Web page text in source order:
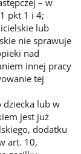
pkt 1 i 4;
lub
nie sprawuje
nad
innej pracy
tej
dziecka lub w
jest już
dodatku
art. 10,